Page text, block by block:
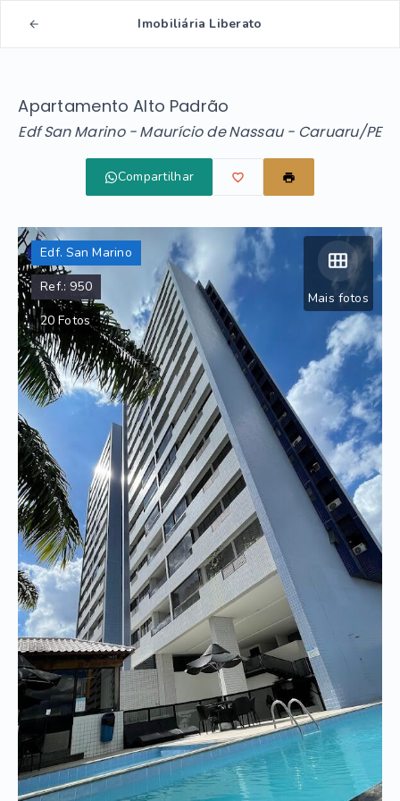
Imobiliária Liberato
Apartamento Alto Padrão
Edf San Marino -Maurício de Nassau - Caruaru/PE
Compartilhar
Mais fotos
Edf. San Marino
Ref.:950
20 Fotos